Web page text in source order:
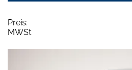
Preis:
MWSt: